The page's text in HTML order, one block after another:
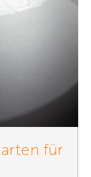
für